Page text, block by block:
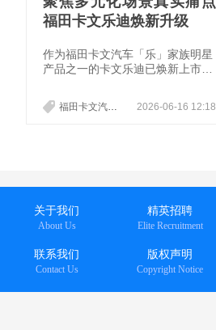
福田卡文乐迪焕新升级
​作为福田卡文汽车「乐」家族明星
产品之一的卡文乐迪已焕新上市。
物流、自用改装及专业冷链等多元
化场景中的用户真实痛点，为广大
2026-06-16 12:18
福田卡文汽车 明星产品 卡文乐迪
关于我们
About Us
精英招聘
Elite Recruitment
联系我们
Contact Us
版权声明
Copyright Notice